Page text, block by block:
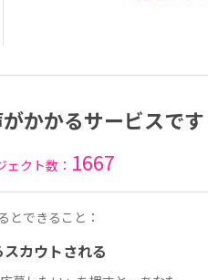
かかるサービスです
クト数： 1667
とできること：
カウトされる